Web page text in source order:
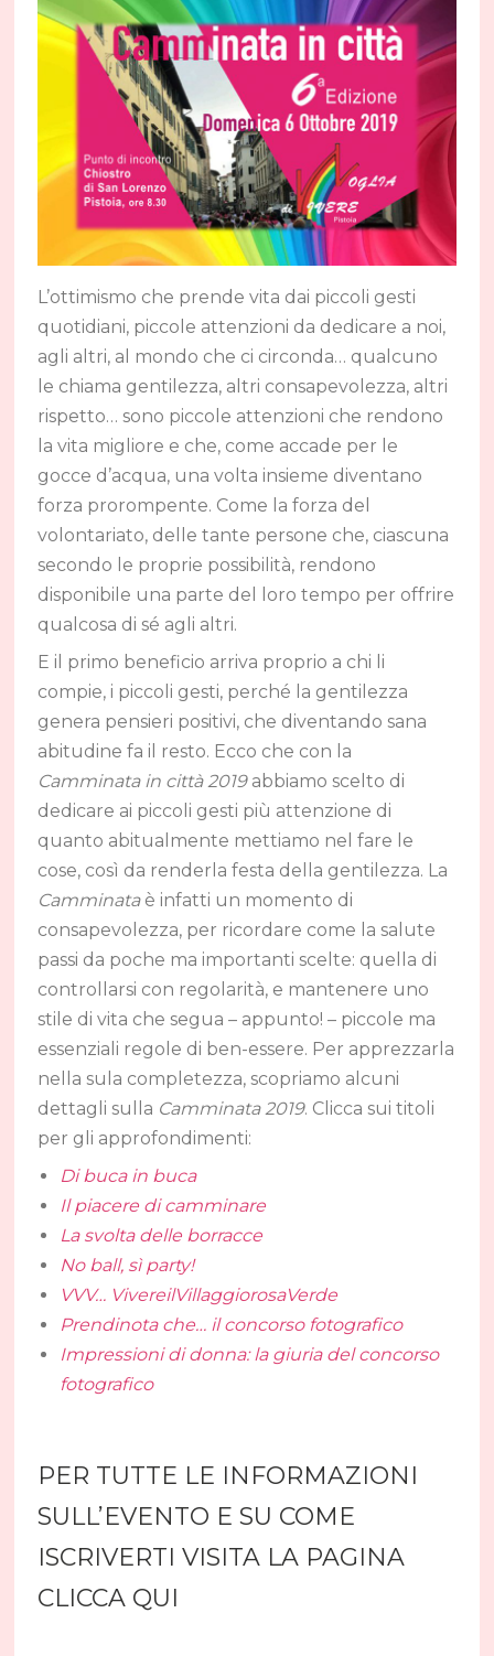
L’ottimismo che prende vita dai piccoli gesti
quotidiani, piccole attenzioni da dedicare a noi,
agli altri, al mondo che ci circonda… qualcuno
le chiama gentilezza, altri consapevolezza, altri
rispetto… sono piccole attenzioni che rendono
la vita migliore e che, come accade per le
gocce d’acqua, una volta insieme diventano
forza prorompente. Come la forza del
volontariato, delle tante persone che, ciascuna
secondo le proprie possibilità, rendono
disponibile una parte del loro tempo per offrire
qualcosa di sé agli altri.
E il primo beneficio arriva proprio a chi li
compie, i piccoli gesti, perché la gentilezza
genera pensieri positivi, che diventando sana
abitudine fa il resto. Ecco che con la
Camminata in città 2019abbiamo scelto di
dedicare ai piccoli gesti più attenzione di
quanto abitualmente mettiamo nel fare le
cose, così da renderla festa della gentilezza. La
Camminataè infatti un momento di
consapevolezza, per ricordare come la salute
passi da poche ma importanti scelte: quella di
controllarsi con regolarità, e mantenere uno
stile di vita che segua – appunto! – piccole ma
essenziali regole di ben-essere. Per apprezzarla
nella sula completezza, scopriamo alcuni
dettagli sulla Camminata 2019. Clicca sui titoli
per gli approfondimenti:
Di buca in buca
Il piacere di camminare
La svolta delle borracce
No ball, sì party!
VVV… VivereilVillaggiorosaVerde
Prendinota che… il concorso fotografico
Impressioni di donna: la giuria del concorso
fotografico
PER TUTTE LE INFORMAZIONI
SULL’EVENTO E SU COME
ISCRIVERTI VISITA LA PAGINA
CLICCA QUI